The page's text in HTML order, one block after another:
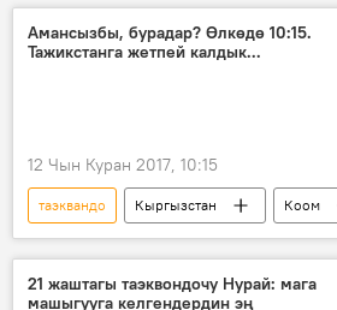
Жаңылыктар
мелдеш
Амансызбы, бурадар? Өлкөдө 10:15.
Тажикстанга жетпей калдык...
12 Чын Куран 2017, 10:15
таэквандо Кыргызстан
Коом
рейтинг
валюта
туризм
такси
21 жаштагы таэквондочу Нурай: мага
машыгууга келгендердин эң